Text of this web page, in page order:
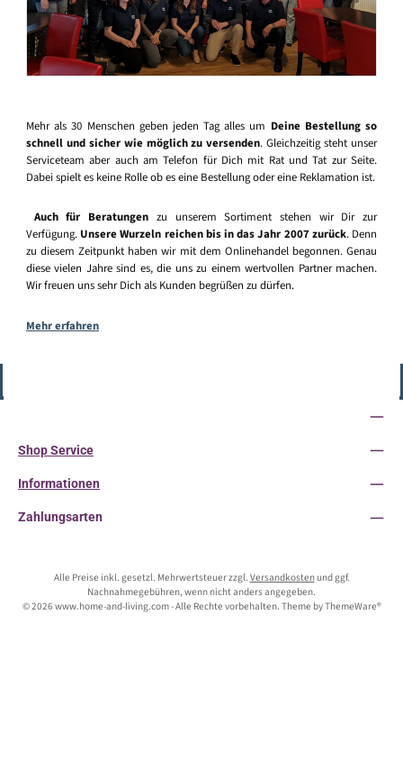
Mehr als 30 Menschen geben jeden Tag alles um Deine Bestellung so
schnell und sicher wie möglich zu versenden. Gleichzeitig steht unser
Serviceteam aber auch am Telefon für Dich mit Rat und Tat zur Seite.
Dabei spielt es keine Rolle ob es eine Bestellung oder eine Reklamation ist.
Auch für Beratungen zu unserem Sortiment stehen wir Dir zur
Verfügung. Unsere Wurzeln reichen bis in das Jahr 2007 zurück. Denn
zu diesem Zeitpunkt haben wir mit dem Onlinehandel begonnen. Genau
diese vielen Jahre sind es, die uns zu einem wertvollen Partner machen.
Wir freuen uns sehr Dich als Kunden begrüßen zu dürfen.
Mehr erfahren
Shop Service
Informationen
Zahlungsarten
Alle Preise inkl. gesetzl. Mehrwertsteuer zzgl. Versandkostenund ggf.
Nachnahmegebühren, wenn nicht anders angegeben.
© 2026 www.home-and-living.com - Alle Rechte vorbehalten. Theme byThemeWare®